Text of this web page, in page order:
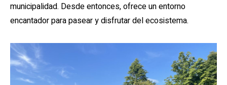
municipalidad. Desde entonces, ofrece un entorno
encantador para pasear y disfrutar del ecosistema.